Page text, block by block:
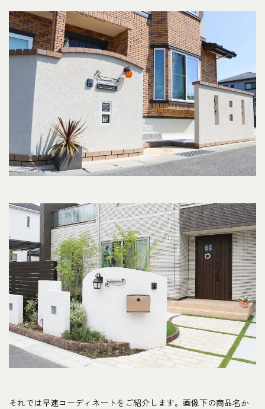
それでは早速コーディネートをご紹介します。画像下の商品名か